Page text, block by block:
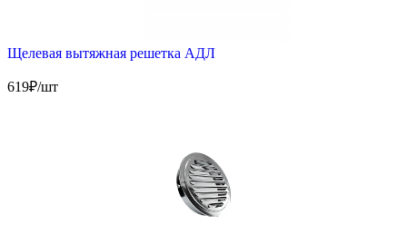
Щелевая вытяжная решетка АДЛ
619₽/шт